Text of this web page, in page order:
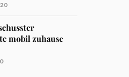
mobil zuhause